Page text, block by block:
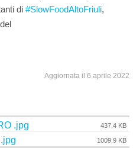
di #SlowFoodAltoFriuli,
Aggiornata il 6 aprile 2022
.jpg 437.4 KB
1009.9 KB